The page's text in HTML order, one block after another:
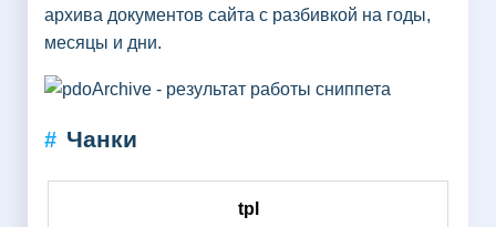
архива документов сайта с разбивкой на годы,
месяцы и дни.
# Чанки
По умолчанию
tpl